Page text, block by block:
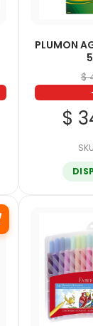
PLUMON
$
$